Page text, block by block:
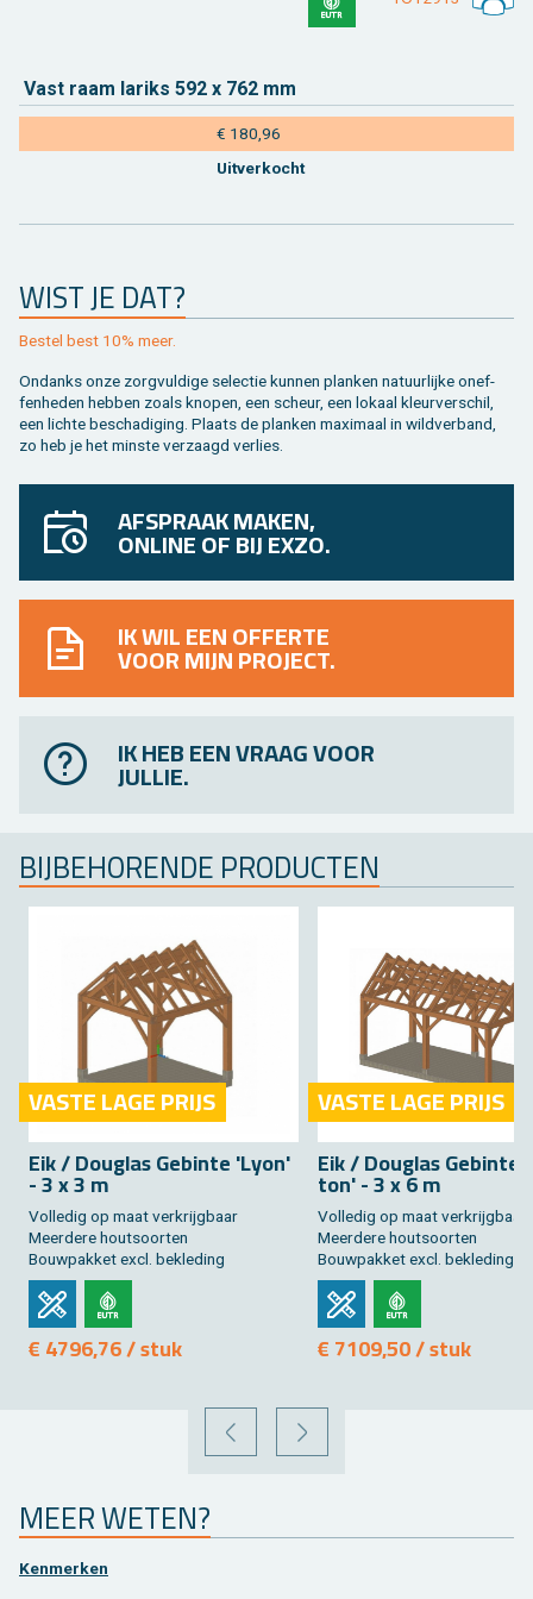
Vast raam la­riks 592 x 762 mm
€ 180,96
Uit­ver­kocht
WIST JE DAT?
Be­stel best 10% meer.
On­danks onze zorg­vul­di­ge se­lec­tie kun­nen plan­ken na­tuur­lij­ke on­ef­
fen­he­den heb­ben zoals kno­pen, een scheur, een lo­kaal kleur­ver­schil,
een lich­te be­scha­di­ging. Plaats de plan­ken maxi­maal in wild­ver­band,
zo heb je het min­ste ver­zaagd ver­lies.
AFSPRAAK MAKEN,
ONLINE OF BIJ EXZO.
IK WIL EEN OFFERTE
VOOR MIJN PROJECT.
IK HEB EEN VRAAG VOOR
JULLIE.
BIJ­BE­HO­REN­DE PRO­DUC­TEN
VASTE LAGE PRIJS
Eik / Dou­g­las Ge­bin­te 'Lyon'
- 3 x 3 m
Vol­le­dig op maat ver­krijg­baar
Meer­de­re hout­soor­ten
Bouw­pak­ket excl. be­kle­ding
€ 4796,76 / stuk
VASTE LAGE PRIJS
Eik / Dou­g­las
ton' - 3 x 6 m
Vol­le­dig op maat ver­krijg­baar
Meer­de­re hout­soor­ten
Bouw­pak­ket excl. be­kle­ding
€ 7109,50 / stuk
VORIGE VOLGENDE
MEER WETEN?
Ken­mer­ken